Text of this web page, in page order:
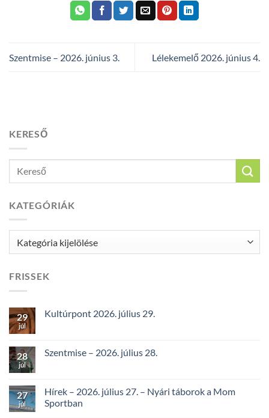
Szentmise – 2026. június 3. Lélekemelő 2026. június 4.
KERESŐ
KATEGÓRIÁK
FRISSEK
29
júl
Kultúrpont 2026. július 29.
28
júl
Szentmise – 2026. július 28.
27
júl
Hírek – 2026. július 27. – Nyári táborok a Mom
Sportban